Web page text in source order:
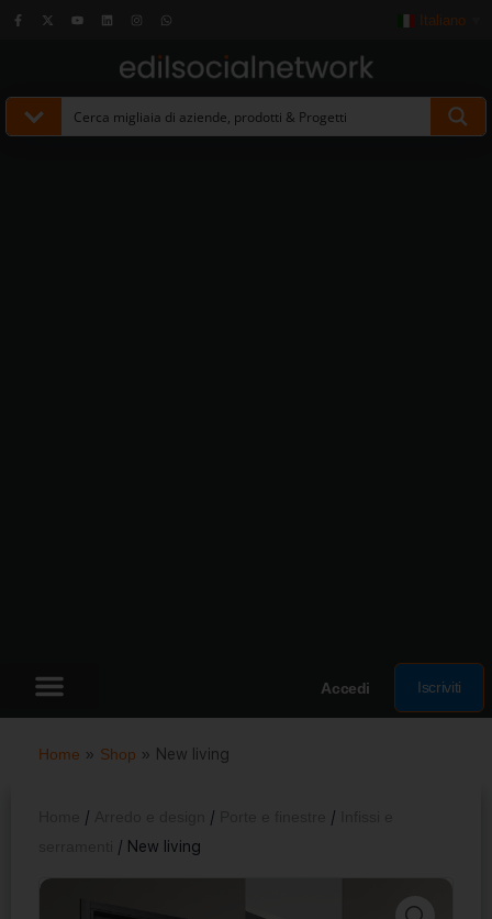
Italiano
Accedi Iscriviti
Home » Shop » New living
/ / /
/ New living